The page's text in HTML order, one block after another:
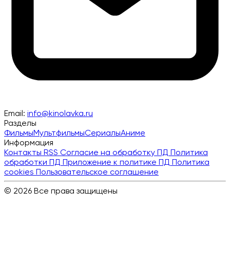
Email: info@kinolavka.ru
Разделы
ФильмыМультфильмыСериалыАниме
Информация
Контакты RSS Согласие на обработку ПД Политика
обработки ПД Приложение к политике ПД Политика
cookies Пользовательское соглашение
© 2026 Все права защищены